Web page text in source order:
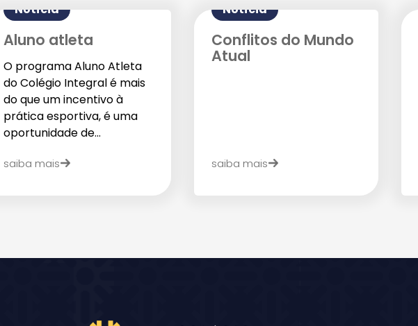
Notícia
Aluno atleta
O programa Aluno Atleta
do Colégio Integral é mais
do que um incentivo à
prática esportiva, é uma
oportunidade de...
saiba mais
Notícia
Conflitos do Mundo
Atual
saiba mais